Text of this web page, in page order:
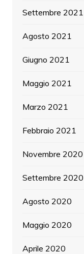
Settembre 2021
Agosto 2021
Giugno 2021
Maggio 2021
Marzo 2021
Febbraio 2021
Novembre 2020
Settembre 2020
Agosto 2020
Maggio 2020
Aprile 2020